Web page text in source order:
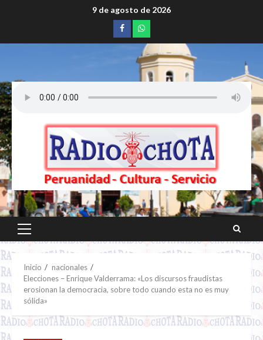
9 de agosto de 2026
Facebookwhatsapp
Menú
principal
Inicio
nacionales
Elecciones – Enrique Valderrama: «Los discursos fraudistas
erosionan la democracia, sobre todo cuando esta no es muy
sólida»